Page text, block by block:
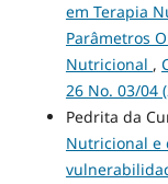
em Terapia
Parâmetros
Nutricional ,
26 No. 03/04
Pedrita da
Nutricional e